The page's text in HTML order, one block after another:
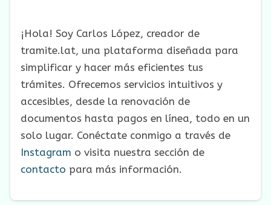
¡Hola! Soy Carlos López, creador de
tramite.lat, una plataforma diseñada para
simplificar y hacer más eficientes tus
trámites. Ofrecemos servicios intuitivos y
accesibles, desde la renovación de
documentos hasta pagos en línea, todo en un
solo lugar. Conéctate conmigo a través de
Instagram o visita nuestra sección de
contacto para más información.